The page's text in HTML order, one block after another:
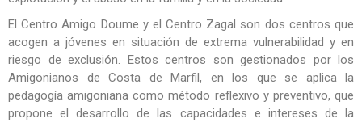
El Centro Amigo Doume y el Centro Zagal son dos centros que
acogen a jóvenes en situación de extrema vulnerabilidad y en
riesgo de exclusión. Estos centros son gestionados por los
Amigonianos de Costa de Marfil, en los que se aplica la
pedagogía amigoniana como método reflexivo y preventivo, que
propone el desarrollo de las capacidades e intereses de la